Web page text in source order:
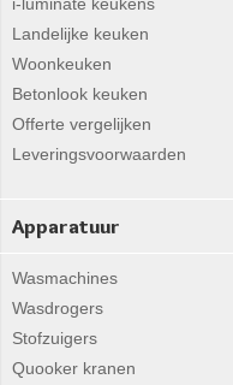
Landelijke keuken
Woonkeuken
Betonlook keuken
Offerte vergelijken
Leveringsvoorwaarden
Apparatuur
Wasmachines
Wasdrogers
Stofzuigers
Quooker kranen